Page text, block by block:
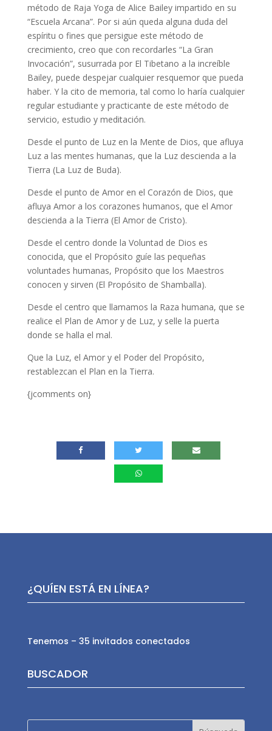
método de Raja Yoga de Alice Bailey impartido en su
“Escuela Arcana”. Por si aún queda alguna duda del
espíritu o fines que persigue este método de
crecimiento, creo que con recordarles “La Gran
Invocación”, susurrada por El Tibetano a la increíble
Bailey, puede despejar cualquier resquemor que pueda
haber. Y la cito de memoria, tal como lo haría cualquier
regular estudiante y practicante de este método de
servicio, estudio y meditación.
Desde el punto de Luz en la Mente de Dios, que afluya
Luz a las mentes humanas, que la Luz descienda a la
Tierra (La Luz de Buda).
Desde el punto de Amor en el Corazón de Dios, que
afluya Amor a los corazones humanos, que el Amor
descienda a la Tierra (El Amor de Cristo).
Desde el centro donde la Voluntad de Dios es
conocida, que el Propósito guíe las pequeñas
voluntades humanas, Propósito que los Maestros
conocen y sirven (El Propósito de Shamballa).
Desde el centro que llamamos la Raza humana, que se
realice el Plan de Amor y de Luz, y selle la puerta
donde se halla el mal.
Que la Luz, el Amor y el Poder del Propósito,
restablezcan el Plan en la Tierra.
{jcomments on}
¿QUÍEN ESTÁ EN LÍNEA?
Tenemos – 35 invitados conectados
BUSCADOR